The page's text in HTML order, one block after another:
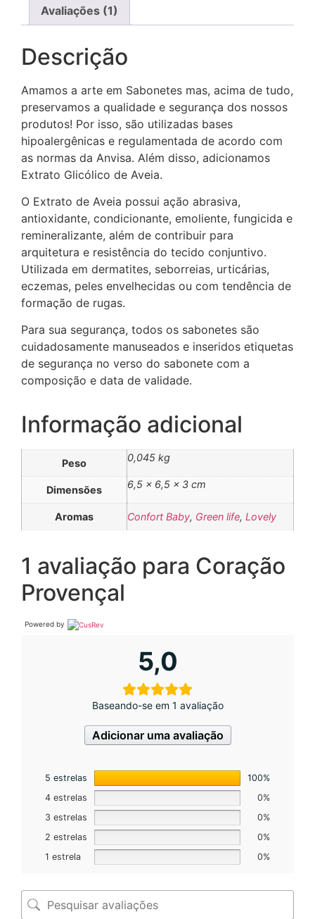
Avaliações (1)
Descrição
Amamos a arte em Sabonetes mas, acima de tudo,
preservamos a qualidade e segurança dos nossos
produtos! Por isso, são utilizadas bases
hipoalergênicas e regulamentada de acordo com
as normas da Anvisa. Além disso, adicionamos
Extrato Glicólico de Aveia.
O Extrato de Aveia possui ação abrasiva,
antioxidante, condicionante, emoliente, fungicida e
remineralizante, além de contribuir para
arquitetura e resistência do tecido conjuntivo.
Utilizada em dermatites, seborreias, urticárias,
eczemas, peles envelhecidas ou com tendência de
formação de rugas.
Para sua segurança, todos os sabonetes são
cuidadosamente manuseados e inseridos etiquetas
de segurança no verso do sabonete com a
composição e data de validade.
Informação adicional
Peso 0,045 kg
Dimensões 6,5 × 6,5 × 3 cm
Aromas Confort Baby, Green life, Lovely
1 avaliação para Coração
Provençal
Powered by
5,0
Baseando-se em 1 avaliação
Adicionar uma avaliação
5 estrelas
100%
4 estrelas
0%
3 estrelas
0%
2 estrelas
0%
1 estrela
0%